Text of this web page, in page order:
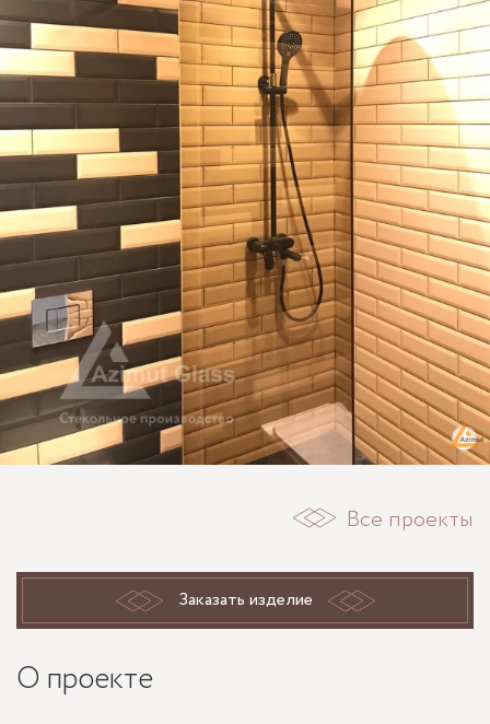
Все проекты
Заказать изделие
О проекте